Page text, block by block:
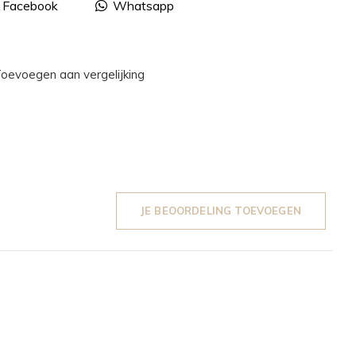
Facebook Whatsapp
aan vergelijking
JE BEOORDELING TOEVOEGEN